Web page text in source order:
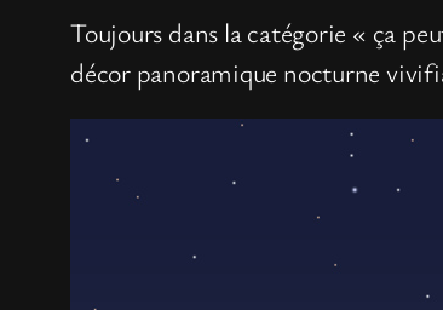
Toujours dans la catégorie « ça
décor panoramique nocturne